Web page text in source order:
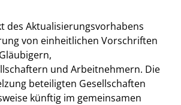
des Aktualisierungsvorhabens
von einheitlichen Vorschriften
und Arbeitnehmern. Die
beteiligten Gesellschaften
künftig im gemeinsamen